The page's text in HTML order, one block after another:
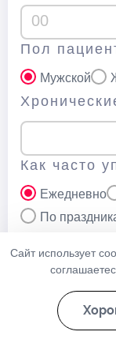
Пол
Мужской
Как часто
Ежедневно
По
Нажимая
Сайт использует